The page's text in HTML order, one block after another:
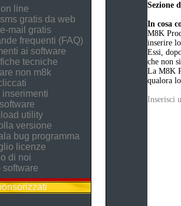
line
gratis da web
mail gratis
frequenti (FAQ)
ai software
tecniche
non m8k
inserimenti
utility
versione
bug programma
licenze
di noi
software
Sezione
In cosa
M8K
inserire
Essi,
che non
La M8K
qualora
Inserisci